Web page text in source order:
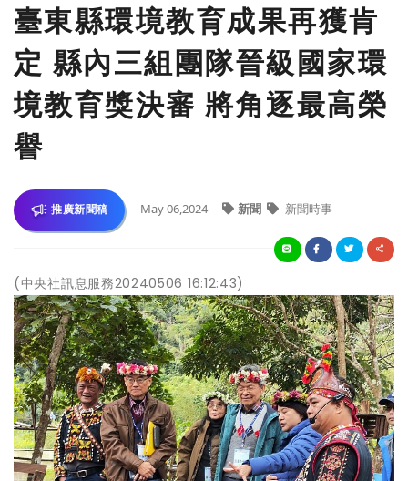
臺東縣環境教育成果再獲肯
定 縣內三組團隊晉級國家環
境教育獎決審 將角逐最高榮
譽
推廣新聞稿 May 06,2024 新聞 新聞時事
(中央社訊息服務20240506 16:12:43)